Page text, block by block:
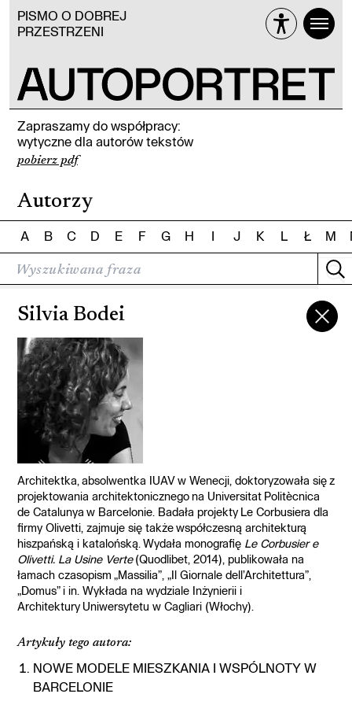
PISMO O DOBREJ
PRZESTRZENI
Zapraszamy do współpracy:
wytyczne dla autorów tekstów
pobierz pdf
Autorzy
A B C D E F G H I J K L Ł M
Silvia Bodei
Architektka, absolwentka IUAV w Wenecji, doktoryzowała się z
projektowania architektonicznego na Universitat Politècnica
de Catalunya w Barcelonie. Badała projekty Le Corbusiera dla
firmy Olivetti, zajmuje się także współczesną architekturą
hiszpańską i katalońską. Wydała monografię Le Corbusier e
Olivetti. La Usine Verte(Quodlibet, 2014), publikowała na
łamach czasopism „Massilia”, „Il Giornale dell’Architettura”,
„Domus” i in. Wykłada na wydziale Inżynierii i
Architektury Uniwersytetu w Cagliari (Włochy).
Artykuły tego autora:
NOWE MODELE MIESZKANIA I WSPÓLNOTY W
BARCELONIE